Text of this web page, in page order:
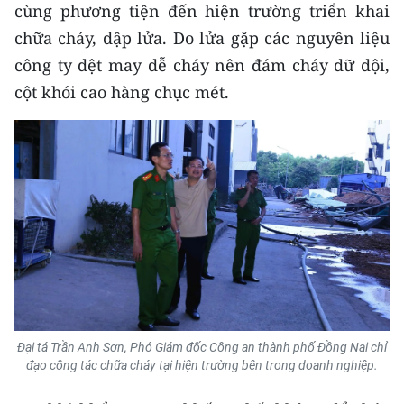
cùng phương tiện đến hiện trường triển khai
chữa cháy, dập lửa. Do lửa gặp các nguyên liệu
công ty dệt may dễ cháy nên đám cháy dữ dội,
cột khói cao hàng chục mét.
Đại tá Trần Anh Sơn, Phó Giám đốc Công an thành phố Đồng Nai chỉ
đạo công tác chữa cháy tại hiện trường bên trong doanh nghiệp.